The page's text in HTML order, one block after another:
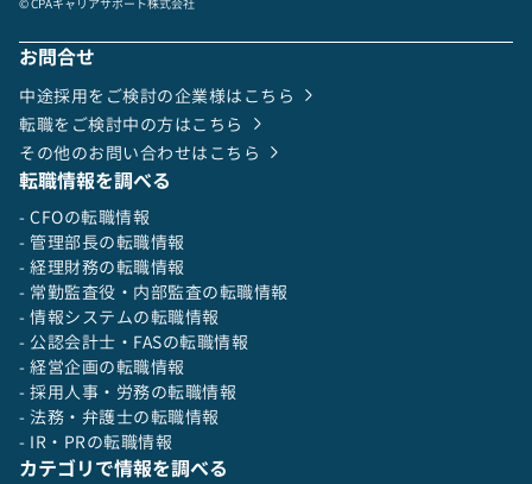
© CPAキャリアサポート株式会社
お問合せ
中途採用をご検討の企業様はこちら
転職をご検討中の方はこちら
その他のお問い合わせはこちら
転職情報を調べる
- CFOの転職情報
- 管理部長の転職情報
- 経理財務の転職情報
- 常勤監査役・内部監査の転職情報
- 情報システムの転職情報
- 公認会計士・FASの転職情報
- 経営企画の転職情報
- 採用人事・労務の転職情報
- 法務・弁護士の転職情報
- IR・PRの転職情報
カテゴリで情報を調べる